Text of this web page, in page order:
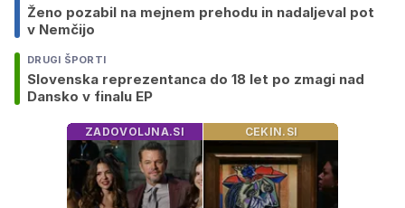
Ženo pozabil na mejnem prehodu in nadaljeval pot
v Nemčijo
DRUGI ŠPORTI
Slovenska reprezentanca do 18 let po zmagi nad
Dansko v finalu EP
ZADOVOLJNA.SI CEKIN.SI